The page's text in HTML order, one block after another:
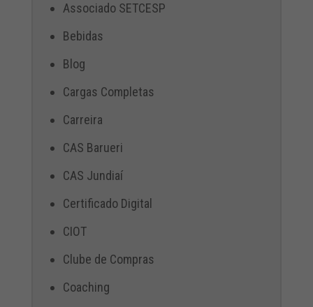
Associado SETCESP
Bebidas
Blog
Cargas Completas
Carreira
CAS Barueri
CAS Jundiaí
Certificado Digital
CIOT
Clube de Compras
Coaching